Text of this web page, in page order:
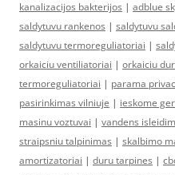
kanalizacijos bakterijos | adblue
saldytuvu rankenos | saldytuvu
saldytuvu termoreguliatoriai |
orkaiciu ventiliatoriai | orkaiciu
termoreguliatoriai | parama
pasirinkimas vilniuje | ieskome
masinu voztuvai | vandens
straipsniu talpinimas | skalbimo
amortizatoriai | duru tarpines |